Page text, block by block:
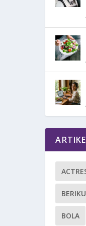
BOLA